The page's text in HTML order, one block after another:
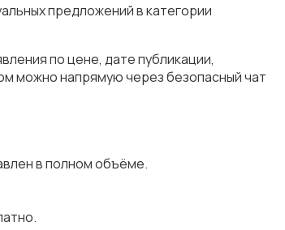
предложений в категории
по цене, дате публикации,
можно напрямую через безопасный чат
в полном объёме.